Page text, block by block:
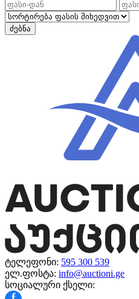
ძებნა
ტელეფონი: 595 300 539
ელ.ფოსტა: info@auctioni.ge
სოციალური ქსელი: